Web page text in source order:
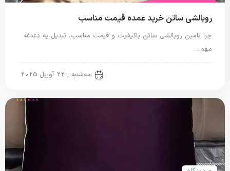
روبالشی ساتن خرید عمده قیمت مناسب
چرا تامین روبالشی ساتن باکیفیت و قیمت مناسب، تبدیل به دغدغه
مهم…
سه‌شنبه , 22 آوریل 2025